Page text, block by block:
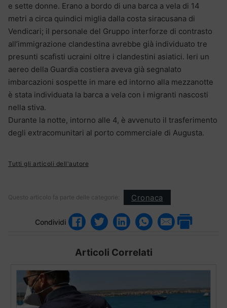
e sette donne. Erano a bordo di una barca a vela di 14
metri a circa quindici miglia dalla costa siracusana di
Vendicari; il personale del Gruppo interforze di contrasto
all’immigrazione clandestina avrebbe già individuato tre
presunti scafisti ucraini oltre i clandestini asiatici. Ieri un
aereo della Guardia costiera aveva già segnalato
imbarcazioni sospette in mare ed intorno alla mezzanotte
è stata individuata la barca a vela con i migranti nascosti
nella stiva.
Durante la notte, intorno alle 4, è avvenuto il trasferimento
degli extracomunitari al porto commerciale di Augusta.
Tutti gli articoli dell'autore
Questo articolo fa parte delle categorie: Cronaca
Condividi
Articoli Correlati